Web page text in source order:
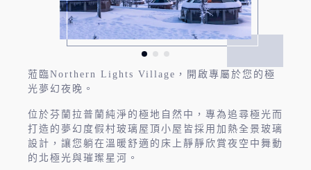
蒞臨Northern Lights Village，開啟專屬於您的極
光夢幻夜晚。
位於芬蘭拉普蘭純淨的極地自然中，專為追尋極光而
打造的夢幻度假村玻璃屋頂小屋皆採用加熱全景玻璃
設計，讓您躺在溫暖舒適的床上靜靜欣賞夜空中舞動
的北極光與璀璨星河。